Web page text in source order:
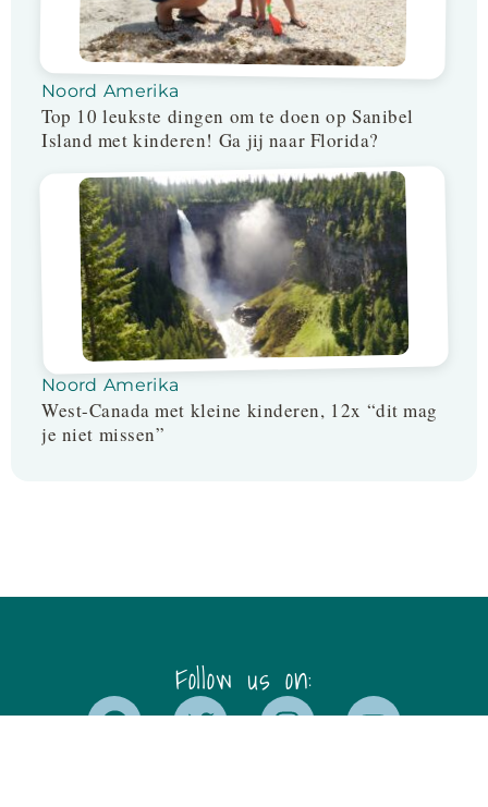
Noord Amerika
Top 10 leukste dingen om te doen op Sanibel
Island met kinderen! Ga jij naar Florida?
Noord Amerika
West-Canada met kleine kinderen, 12x “dit mag
je niet missen”
Follow us on: